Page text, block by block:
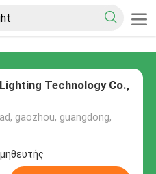
Technology Co.,
gaozhou, guangdong,